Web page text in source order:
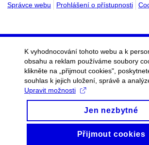
Správce webu
Prohlášení o přístupnosti
K vyhodnocování tohoto webu a k
obsahu a reklam používáme soubory
klikněte na „přijmout cookies",
souhlas k jejich uložení, správě a
Upravit možnosti
Jen nezbytné
Přijmout cookies